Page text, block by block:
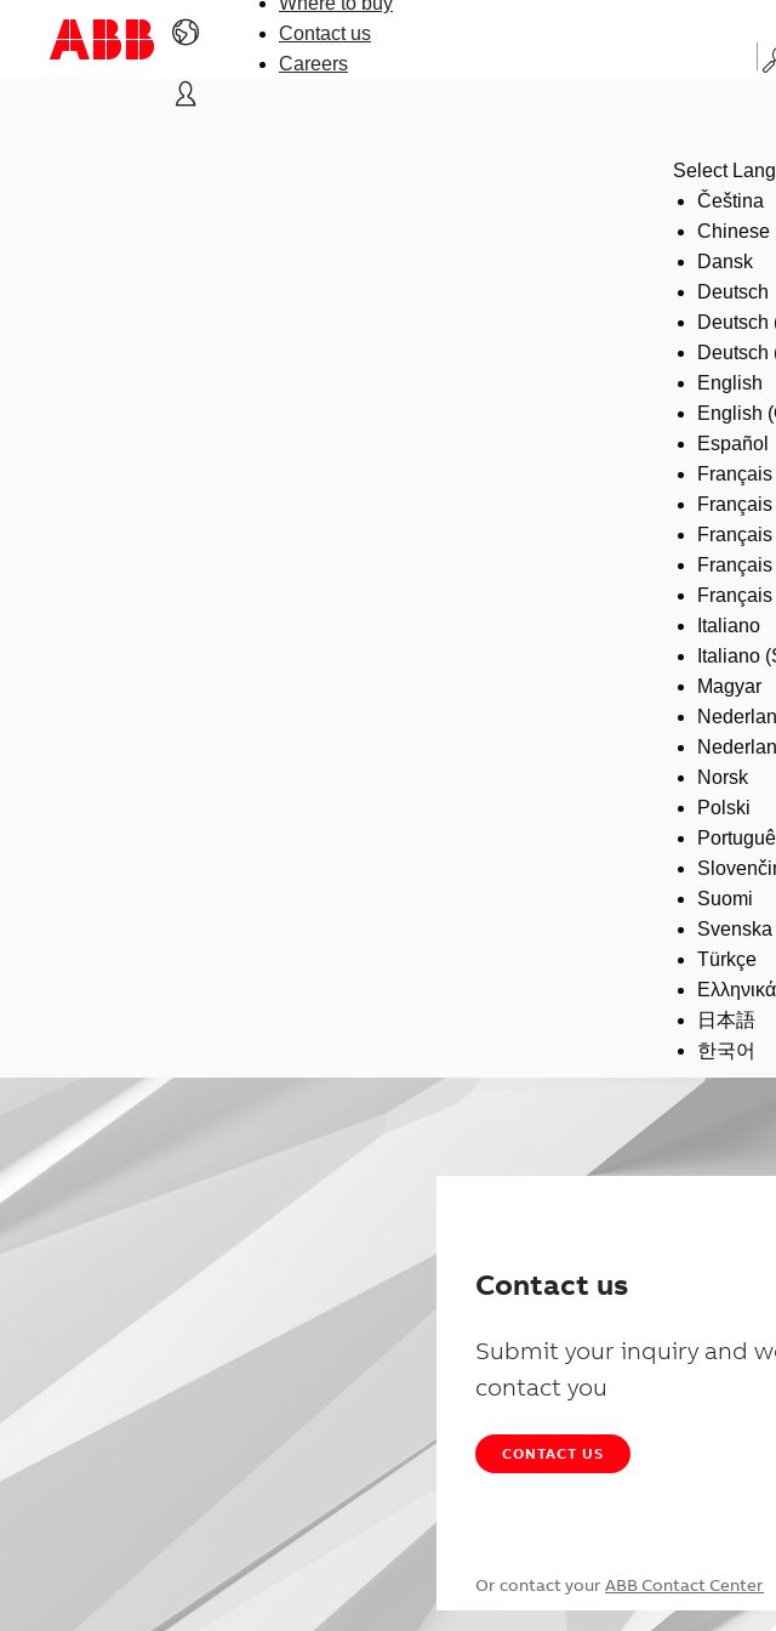
Contact us
Careers
Select
Čeština
Chinese
Dansk
Deutsch
Deutsch
Deutsch
English
English
Español
Français
Italiano
Italiano
Magyar
Norsk
Polski
Suomi
Svenska
Türkçe
Ελληνικά
日本語
한국어
Contact us
Submit your inquiry and
contact you
CONTACT US
Or contact your ABB Contact Center